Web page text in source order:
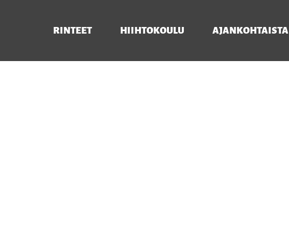
RINTEET HIIHTOKOULU AJANKOHTAISTA